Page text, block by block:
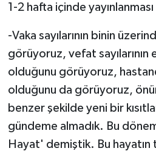
1-2 hafta içinde
-Vaka sayılarının binin
görüyoruz, vefat sayılarının
olduğunu görüyoruz,
olduğunu da görüyoruz,
benzer şekilde yeni bir
gündeme almadık. Bu
Hayat' demiştik. Bu hayatın